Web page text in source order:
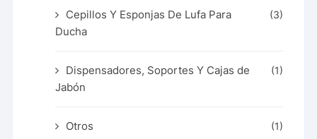
Cepillos Y Esponjas De Lufa Para
Ducha
(3)
Dispensadores, Soportes Y Cajas de
Jabón
(1)
Otros (1)